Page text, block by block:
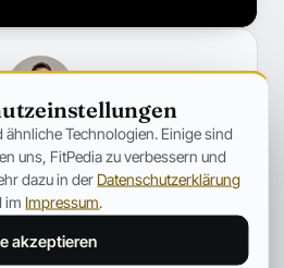
Bauer
GESUNDHEITSKOMMUNIKATION
Public Health und
Bereitet komplexe Themen aus
Technologien. Einige sind
uns, FitPedia zu verbessern und
dazu in der Datenschutzerklärung
im Impressum.
akzeptieren